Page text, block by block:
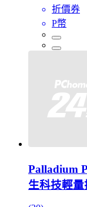
折價券
P幣
Palladium
生科技輕